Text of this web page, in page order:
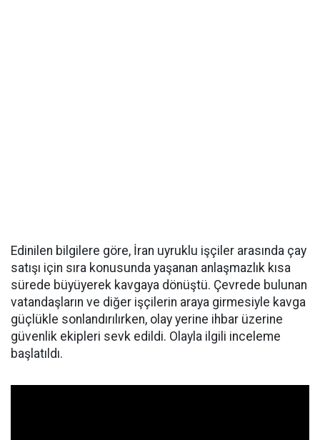
Edinilen bilgilere göre, İran uyruklu işçiler arasında çay
satışı için sıra konusunda yaşanan anlaşmazlık kısa
sürede büyüyerek kavgaya dönüştü. Çevrede bulunan
vatandaşların ve diğer işçilerin araya girmesiyle kavga
güçlükle sonlandırılırken, olay yerine ihbar üzerine
güvenlik ekipleri sevk edildi. Olayla ilgili inceleme
başlatıldı.